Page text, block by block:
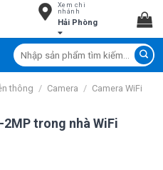
Xem chi
nhánh
Hải Phòng
Tìm
kiếm:
thông / Camera / Camera WiFi
2MP trong nhà WiFi